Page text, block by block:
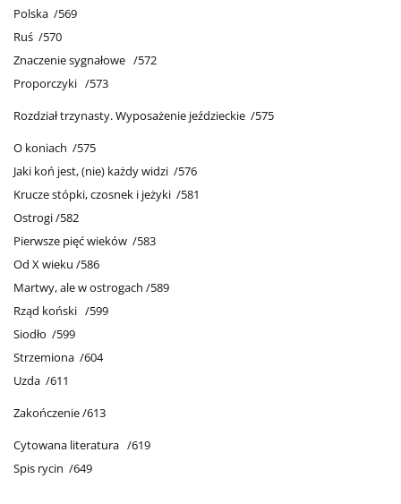
Polska /569
Ruś /570
Znaczenie sygnałowe /572
Proporczyki /573
Rozdział trzynasty. Wyposażenie jeździeckie /575
O koniach /575
Jaki koń jest, (nie) każdy widzi /576
Krucze stópki, czosnek i jeżyki /581
Ostrogi /582
Pierwsze pięć wieków /583
Od X wieku /586
Martwy, ale w ostrogach /589
Rząd koński /599
Siodło /599
Strzemiona /604
Uzda /611
Zakończenie /613
Cytowana literatura /619
Spis rycin /649